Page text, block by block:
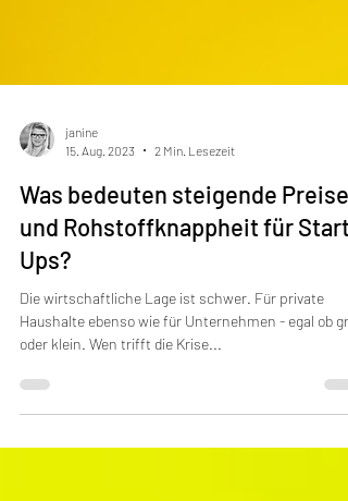
janine
15. Aug. 2023
2 Min. Lesezeit
Was bedeuten steigende Preise
und Rohstoffknappheit für Start
Ups?
Die wirtschaftliche Lage ist schwer. Für private
oder klein. Wen trifft die Krise...